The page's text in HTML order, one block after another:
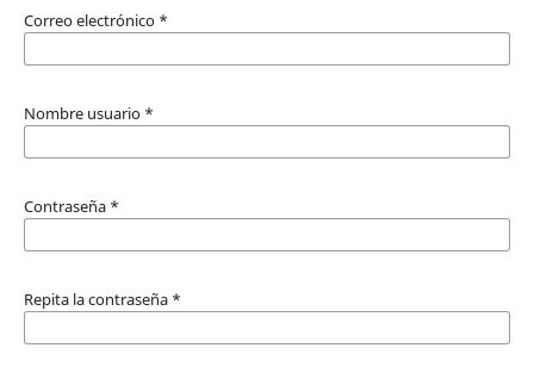
Correo electrónico *
Nombre usuario *
Contraseña *
Repita la contraseña *